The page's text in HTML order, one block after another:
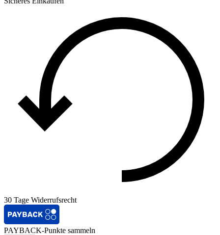
30 Tage Widerrufsrecht
PAYBACK-Punkte sammeln